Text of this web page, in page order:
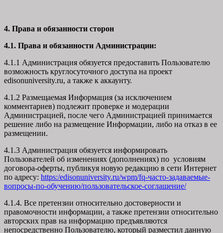
4. Права и обязанности сторон
4.1. Права и обязанности Администрации:
4.1.1 Администрация обязуется предоставить Пользователю
возможность круглосуточного доступа на проект
edisonuniversity.ru, а также к аккаунту.
4.1.2 Размещаемая Информация (за исключением
комментариев) подлежит проверке и модерации
Администрацией, после чего Администрацией принимается
решение либо на размещение Информации, либо на отказ в ее
размещении.
4.1.3 Администрация обязуется информировать
Пользователей об изменениях (дополнениях) по условиям
договора-оферты, публикуя новую редакцию в сети Интернет
по адресу: https:/edisonuniversity.ru/wpm/fq-часто-задаваемые-
вопросы-по-обучению/пользовательское-соглашение/
4.1.4. Все претензии относительно достоверности и
правомочности информации, а также претензии относительно
авторских прав на информацию предъявляются
непосредственно Пользователю, который разместил данную